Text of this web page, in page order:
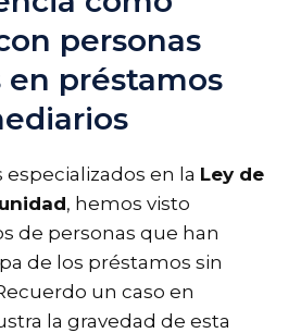
personas
en préstamos
en la Ley de
, hemos visto
de personas que han
de los préstamos sin
un caso en
la gravedad de esta